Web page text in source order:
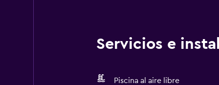
Servicios e
Piscina al aire libre